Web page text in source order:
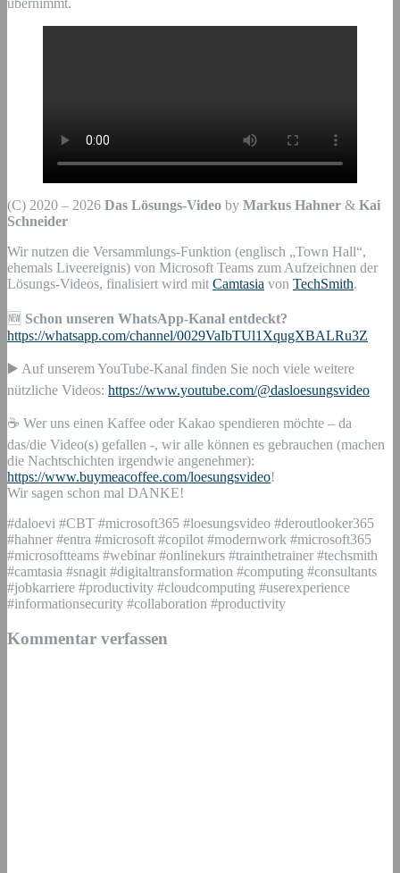
übernimmt.
(C) 2020 – 2026 Das Lösungs-Video by Markus Hahner & Kai
Schneider
Wir nutzen die Versammlungs-Funktion (englisch „Town Hall“,
ehemals Liveereignis) von Microsoft Teams zum Aufzeichnen der
Lösungs-Videos, finalisiert wird mit Camtasia von TechSmith.
🆕 Schon unseren WhatsApp-Kanal entdeckt?
https://whatsapp.com/channel/0029VaIbTUl1XqugXBALRu3Z
▶️ Auf unserem YouTube-Kanal finden Sie noch viele weitere
nützliche Videos: https://www.youtube.com/@dasloesungsvideo
☕ Wer uns einen Kaffee oder Kakao spendieren möchte – da
das/die Video(s) gefallen -, wir alle können es gebrauchen (machen
die Nachtschichten irgendwie angenehmer):
https://www.buymeacoffee.com/loesungsvideo!
Wir sagen schon mal DANKE!
#daloevi #CBT #microsoft365 #loesungsvideo #deroutlooker365
#hahner #entra #microsoft #copilot #modernwork #microsoft365
#microsoftteams #webinar #onlinekurs #trainthetrainer #techsmith
#camtasia #snagit #digitaltransformation #computing #consultants
#jobkarriere #productivity #cloudcomputing #userexperience
#informationsecurity #collaboration #productivity
Kommentar verfassen